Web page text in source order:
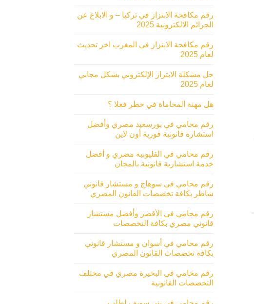
رقم مكافحة الابتزاز في تركيا – و الابلاغ عن
الجرائم الالكترونية 2025
رقم مكافحة الابتزاز في المغرب اخر تحديث
لعام 2025
حل مشكلة الابتزاز الإلكتروني بشكل مجاني
لعام 2025
هل مهنة المحاماة في خطر فعلا ؟
رقم محامي في بورسعيد مصري وأفضل
استشارة قانونية فورية أون لاين
رقم محامي في القليوبية مصري و أفضل
خدمة استشارية قانونية بالمجان
رقم محامي في سوهاج و مستشار قانوني
شاطر بكافة تخصصات القانون المصري
رقم محامي في الأقصر وأفضل مستشار
قانوني مصري بكافة التخصصات
رقم محامي في أسوان و مستشار قانوني
بكافة تخصصات القانون المصري
رقم محامي في البحيرة مصري في مختلف
التخصصات القانونية